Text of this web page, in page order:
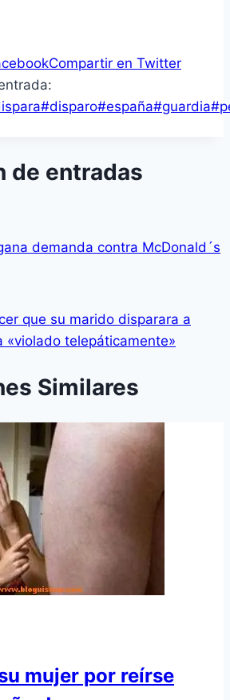
Compartir en Twitter
#disparo#españa#guardia#
de entradas
demanda contra McDonald´s
que su marido disparara a
«violado telepáticamente»
Similares
mujer por reírse